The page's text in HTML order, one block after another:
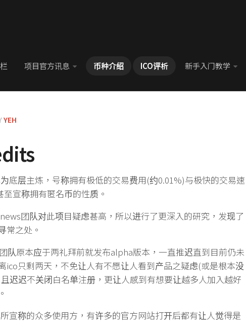
项目官方讯息 币种介绍 ICO评析 新手入门教学
YEH
底层主炼，号称拥有极低的交易费用(约0.01%)与极快的交易速
至宣称拥有匿名币的性质。
团队对此项目疑虑甚高，所以进行了更深入的研究，发现了
常之处。
队原本应于两礼拜前就发布alpha版本，一直推迟直到目前仍未
ico只剩两天，不免让人有不愿让人看到产品之疑虑(或是根本没
迟迟不关闭白名单注册，更让人感到有想要让越多人加入越好
宣称的众多使用方，有许多的官方网站打开后都有让人觉得是